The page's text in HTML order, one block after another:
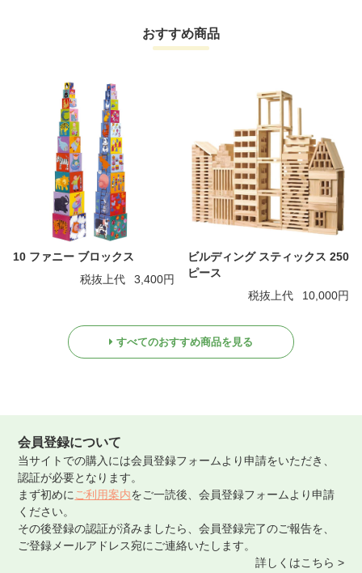
おすすめ商品
10 ファニー ブロックス
税抜上代
3,400円
ビルディング スティックス 250
ピース
税抜上代
10,000円
すべてのおすすめ商品を見る
会員登録について
当サイトでの購入には会員登録フォームより申請をいただき、
認証が必要となります。
まず初めに ご利用案内をご一読後、会員登録フォームより申請
ください。
その後登録の認証が済みましたら、会員登録完了のご報告を、
ご登録メールアドレス宛にご連絡いたします。
詳しくはこちら >